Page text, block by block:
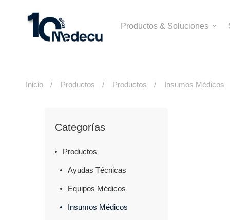
Productos & Soluciones
Inicio Productos Productos Insumos Médicos
Categorías
Productos
Ayudas Técnicas
Equipos Médicos
Insumos Médicos